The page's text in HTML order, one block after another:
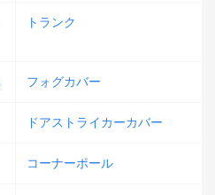
トランク
フォグカバー
ドアストライカーカバー
コーナーポール